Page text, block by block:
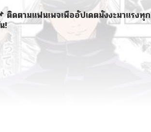
ติดตามแฟนเพจเพื่ออัปเดตมังงะมาแรงทุก
!